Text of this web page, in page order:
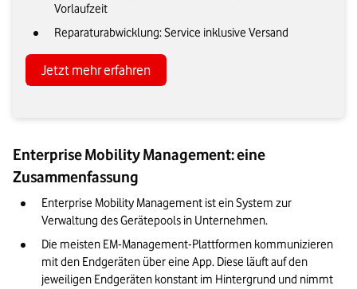
Vorlaufzeit
Reparaturabwicklung: Service inklusive Versand
Jetzt mehr erfahren
Enterprise Mobility Management: eine
Zusammenfassung
Enterprise Mobility Management ist ein System zur
Verwaltung des Gerätepools in Unternehmen.
Die meisten EM-Management-Plattformen kommunizieren
mit den Endgeräten über eine App. Diese läuft auf den
jeweiligen Endgeräten konstant im Hintergrund und nimmt